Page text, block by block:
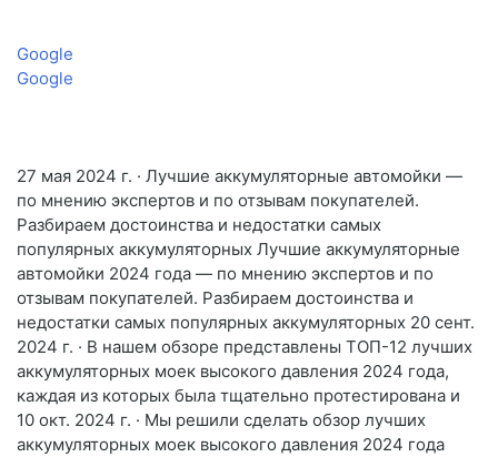
Google
Google
27 мая 2024 г. · Лучшие аккумуляторные автомойки —
по мнению экспертов и по отзывам покупателей.
Разбираем достоинства и недостатки самых
популярных аккумуляторных Лучшие аккумуляторные
автомойки 2024 года — по мнению экспертов и по
отзывам покупателей. Разбираем достоинства и
недостатки самых популярных аккумуляторных 20 сент.
2024 г. · В нашем обзоре представлены ТОП-12 лучших
аккумуляторных моек высокого давления 2024 года,
каждая из которых была тщательно протестирована и
10 окт. 2024 г. · Мы решили сделать обзор лучших
аккумуляторных моек высокого давления 2024 года